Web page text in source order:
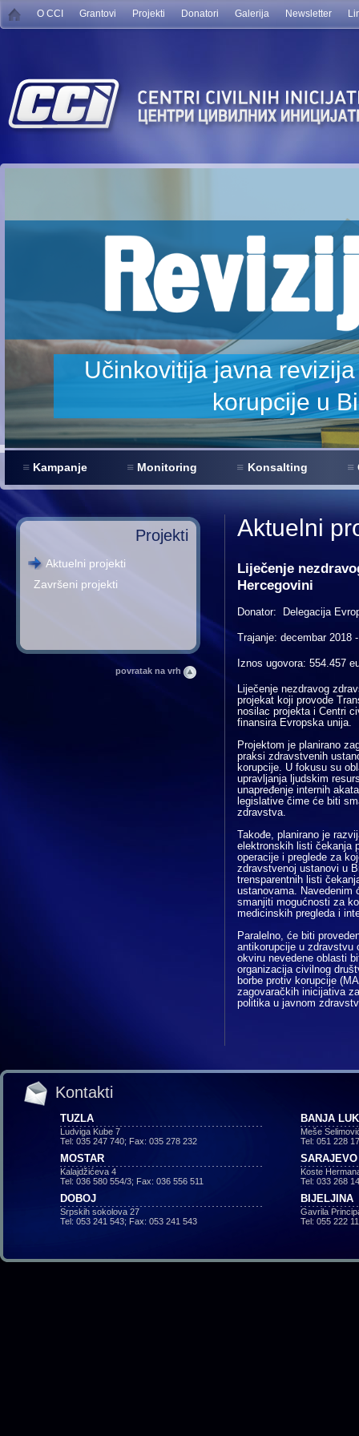
O CCI Grantovi Projekti Donatori Galerija Newsletter
Kampanje Monitoring Konsalting
Projekti
Aktuelni projekti
Završeni projekti
povratak na vrh
Aktuelni
Liječenje
Hercegovini
Donator: Delegacija
Trajanje: decembar 2018
Iznos ugovora: 554.457
Liječenje nezdravog
projekat koji provode
nosilac projekta i Centri
finansira Evropska unija.
Projektom je planirano
praksi zdravstvenih
korupcije. U fokusu su
upravljanja ljudskim
unapređenje internih
legislative čime će biti
zdravstva.
Takođe, planirano je
elektronskih listi čekanja
operacije i preglede za
zdravstvenoj ustanovi u
trensparentnih listi
ustanovama. Navedenim
smanjiti mogućnosti za
medicinskih pregleda i
Paralelno, će biti
antikorupcije u zdravstvu
okviru nevedene oblasti
organizacija civilnog
borbe protiv korupcije
zagovaračkih inicijativa
politika u javnom
Kontakti
TUZLA
Ludviga Kube 7
Tel: 035 247 740; Fax: 035 278 232
MOSTAR
Kalajdžićeva 4
Tel: 036 580 554/3; Fax: 036 556 511
DOBOJ
Srpskih sokolova 27
Tel: 053 241 543; Fax: 053 241 543
BANJA
Meše
Tel: 051 228
SARAJEVO
Koste
Tel: 033 268
BIJELJINA
Gavrila
Tel: 055 222